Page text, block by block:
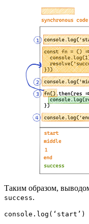
Таким образом,
success.
console.log(‘start’)